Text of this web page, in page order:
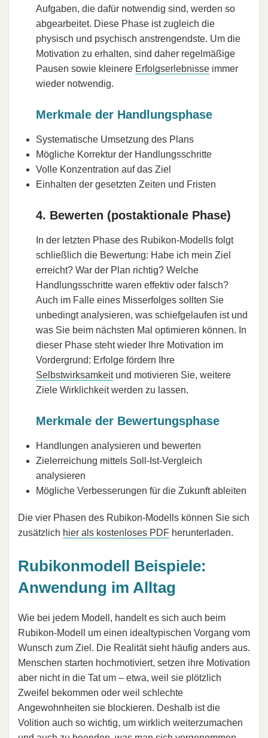
Aufgaben, die dafür notwendig sind, werden so
abgearbeitet. Diese Phase ist zugleich die
physisch und psychisch anstrengendste. Um die
Motivation zu erhalten, sind daher regelmäßige
Pausen sowie kleinere Erfolgserlebnisse immer
wieder notwendig.
Merkmale der Handlungsphase
Systematische Umsetzung des Plans
Mögliche Korrektur der Handlungsschritte
Volle Konzentration auf das Ziel
Einhalten der gesetzten Zeiten und Fristen
4. Bewerten (postaktionale Phase)
In der letzten Phase des Rubikon-Modells folgt
schließlich die Bewertung: Habe ich mein Ziel
erreicht? War der Plan richtig? Welche
Handlungsschritte waren effektiv oder falsch?
Auch im Falle eines Misserfolges sollten Sie
unbedingt analysieren, was schiefgelaufen ist und
was Sie beim nächsten Mal optimieren können. In
dieser Phase steht wieder Ihre Motivation im
Vordergrund: Erfolge fördern Ihre
Selbstwirksamkeitund motivieren Sie, weitere
Ziele Wirklichkeit werden zu lassen.
Merkmale der Bewertungsphase
Handlungen analysieren und bewerten
Zielerreichung mittels Soll-Ist-Vergleich
analysieren
Mögliche Verbesserungen für die Zukunft ableiten
Die vier Phasen des Rubikon-Modells können Sie sich
zusätzlich hier als kostenloses PDF herunterladen.
Rubikonmodell Beispiele:
Anwendung im Alltag
Wie bei jedem Modell, handelt es sich auch beim
Rubikon-Modell um einen idealtypischen Vorgang vom
Wunsch zum Ziel. Die Realität sieht häufig anders aus.
Menschen starten hochmotiviert, setzen ihre Motivation
aber nicht in die Tat um – etwa, weil sie plötzlich
Zweifel bekommen oder weil schlechte
Angewohnheiten sie blockieren. Deshalb ist die
Volition auch so wichtig, um wirklich weiterzumachen